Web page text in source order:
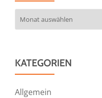
KATEGORIEN
Allgemein